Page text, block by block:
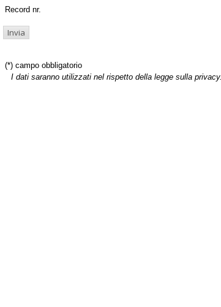
Record nr.
(*) campo obbligatorio
I dati saranno utilizzati nel rispetto della legge sulla privacy.